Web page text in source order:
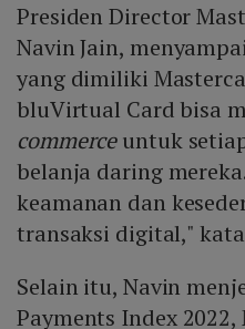
Presiden Director
Navin Jain,
yang dimiliki
bluVirtual Card bisa
commerceuntuk
belanja daring
keamanan dan
transaksi digital,"
Selain itu, Navin
Payments Index